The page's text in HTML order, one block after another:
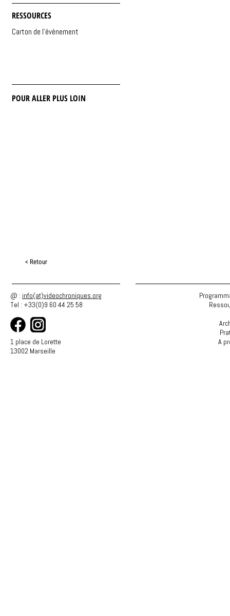
RESSOURCES
Carton de l'évènement
POUR ALLER PLUS LOIN
< Retour
@ : info(at)videochroniques.org
Tel : +33(0)9 60 44 25 58
1 place de Lorette
13002 Marseille
A